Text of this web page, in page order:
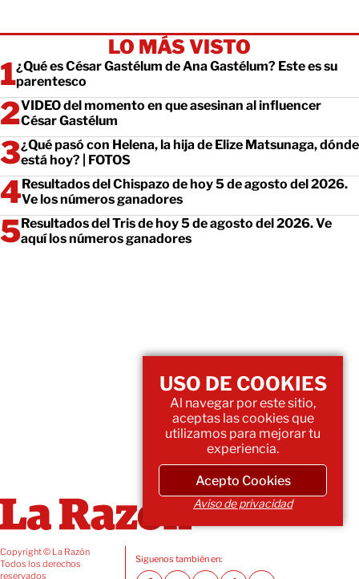
LO MÁS VISTO
¿Qué es César Gastélum de Ana Gastélum? Este es su
parentesco
VIDEO del momento en que asesinan al influencer
César Gastélum
¿Qué pasó con Helena, la hija de Elize Matsunaga, dónde
está hoy? | FOTOS
Resultados del Chispazo de hoy 5 de agosto del 2026.
Ve los números ganadores
Resultados del Tris de hoy 5 de agosto del 2026. Ve
aquí los números ganadores
Copyright © La Razón
Todos los derechos
reservados
Siguenos también en:
USO DE COOKIES
Al navegar por este sitio,
aceptas las cookies que
utilizamos para mejorar tu
experiencia.
Acepto Cookies
Aviso de privacidad